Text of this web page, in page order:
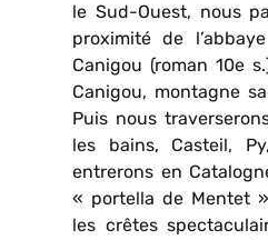
le Sud-Ouest, nous
proximité de
Canigou (roman 10e
Canigou, montagne
Puis nous
les bains, Casteil,
entrerons en
« portella de Mentet
les crêtes